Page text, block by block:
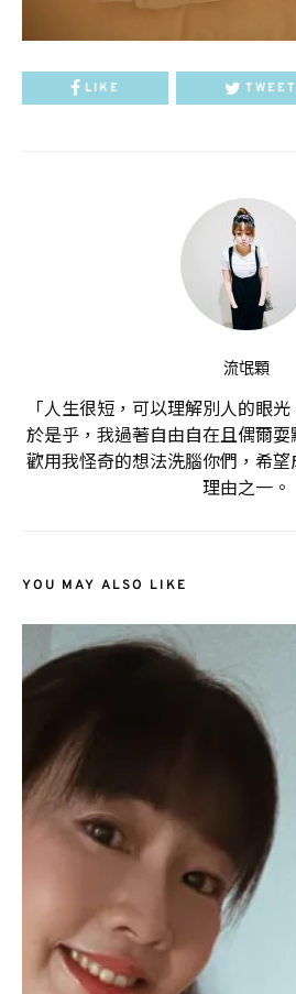
LIKE TWEET
流氓顆
「人生很短，可以理解別人的眼
於是乎，我過著自由自在且偶爾
歡用我怪奇的想法洗腦你們，希
理由之一。
YOU MAY ALSO LIKE